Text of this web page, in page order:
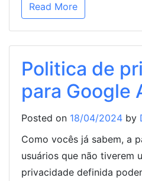
Read More
Politica de
para Google
Posted on 18/04/2024 by
Como vocês já sabem, a
usuários que não tiverem
privacidade definida